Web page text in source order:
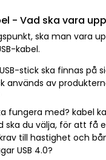
- Vad ska vara
ska man vara
kabel.
stick ska finnas på
används av
fungera med? kabel
ska du välja, för att få
till hastighet och
USB 4.0?